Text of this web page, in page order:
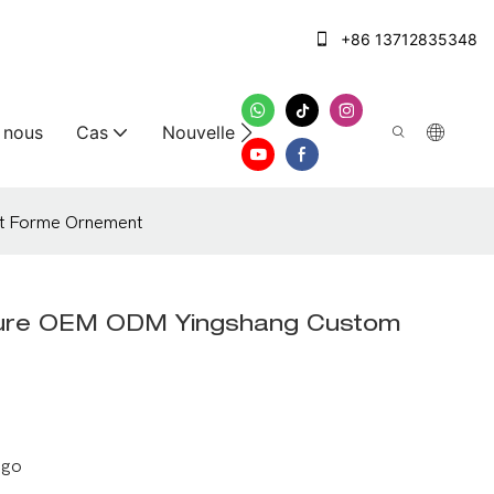
+86 13712835348
Cas Nouvelles Nous contacter
Forme Ornement
OEM ODM Yingshang Custom